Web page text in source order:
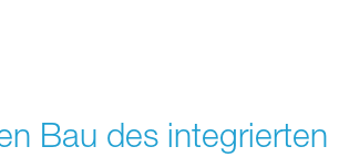
Bau des integrierten